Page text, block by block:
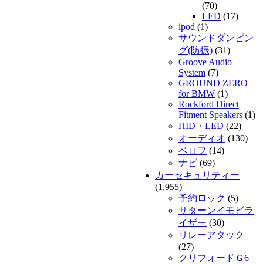
(70)
LED (17)
ipod (1)
サウンドダンピン
グ(防振) (31)
Groove Audio
System (7)
GROUND ZERO
for BMW (1)
Rockford Direct
Fitment Speakers (1)
HID・LED (22)
オーディオ (130)
ベロフ (14)
ナビ (69)
カーセキュリティー
(1,955)
予約ロック (5)
サターンイモビラ
イザー (30)
リレーアタック
(27)
クリフォードＧ6